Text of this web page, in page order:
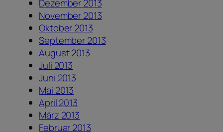
Dezember 2013
November 2013
Oktober 2013
September 2013
August 2013
Juli 2013
Juni 2013
Mai 2013
April 2013
März 2013
Februar 2013